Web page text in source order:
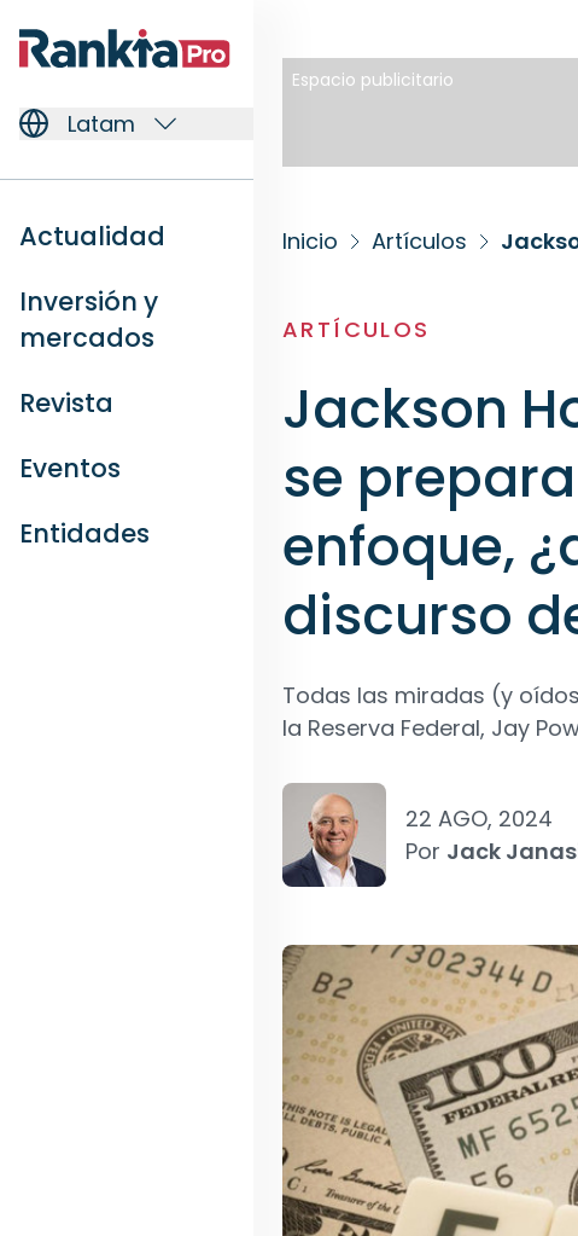
Latam
Actualidad
Inversión y
mercados
Revista
Eventos
Entidades
Espacio publicitario
Inicio Artículos
ARTÍCULOS
Jackson
se
enfoque,
discurso
Todas las miradas (y
la Reserva Federal, Jay
22 AGO, 2024
Por Jack